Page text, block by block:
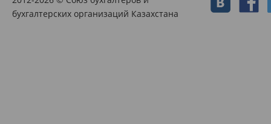
бухгалтерских организаций Казахстана